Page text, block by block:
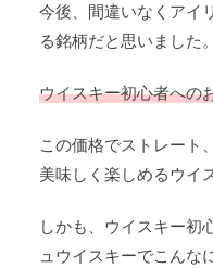
今後、間違いなくアイ
る銘柄だと思いました。
ウイスキー初心者への
この価格でストレート
美味しく楽しめるウイ
しかも、ウイスキー初
ュウイスキーでこんな